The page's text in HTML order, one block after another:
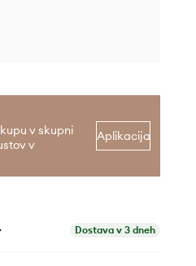
v skupni
v
Aplikacija
Dostava v 3 dneh